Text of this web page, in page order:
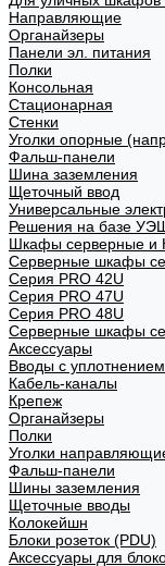
Направляющие
Органайзеры
Панели эл. питания
Полки
Консольная
Стационарная
Стенки
Уголки опорные
Фальш-панели
Шина заземления
Щеточный ввод
Универсальные
Решения на базе
Шкафы серверные и
Серверные шкафы
Серия PRO 42U
Серия PRO 47U
Серия PRO 48U
Серверные шкафы
Аксессуары
Вводы с уплотнением
Кабель-каналы
Крепеж
Органайзеры
Полки
Уголки
Фальш-панели
Шины заземления
Щеточные вводы
Колокейшн
Блоки розеток (PDU)
Аксессуары для